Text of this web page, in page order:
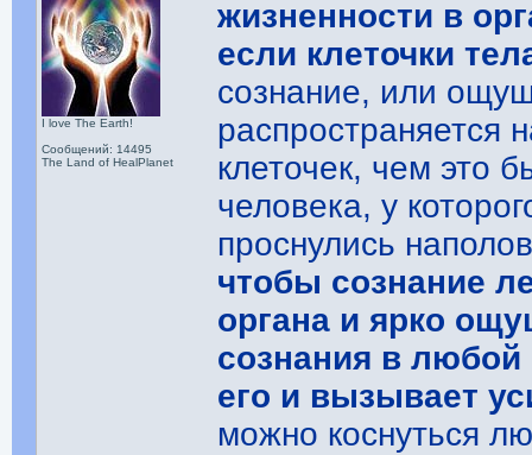
I love The Earth!
Сообщений: 14495
The Land of HealPlanet
жизненности в
если клеточки
сознание, или
распространяется
клеточек, чем это
человека, у
проснулись
чтобы сознание
органа и ярко
сознания в любой
его и вызывает
можно коснуться